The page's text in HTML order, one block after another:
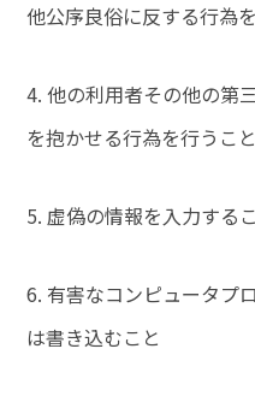
他公序良俗に反する行為
4. 他の利用者その他の第
を抱かせる行為を行うこと
5. 虚偽の情報を入力する
6. 有害なコンピュータプ
は書き込むこと